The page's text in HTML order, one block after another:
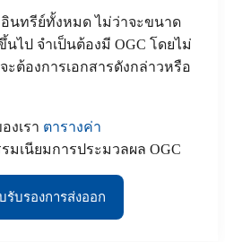
นทรีย์ทั้งหมด ไม่ว่าจะขนาด
ไป จำเป็นต้องมี OGC โดยไม่
ะต้องการเอกสารดังกล่าวหรือ
งเรา ตารางค่า
มเนียมการประมวลผล OGC
รับรองการส่งออก